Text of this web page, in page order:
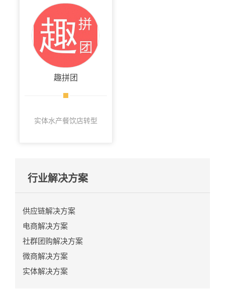
趣拼团
实体水产餐饮店转型
行业解决方案
供应链解决方案
电商解决方案
社群团购解决方案
微商解决方案
实体解决方案